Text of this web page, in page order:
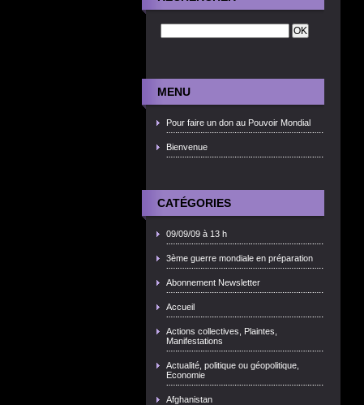
MENU
Pour faire un don au Pouvoir Mondial
Bienvenue
CATÉGORIES
09/09/09 à 13 h
3ème guerre mondiale en préparation
Abonnement Newsletter
Accueil
Actions collectives, Plaintes,
Manifestations
Actualité, politique ou géopolitique,
Economie
Afghanistan